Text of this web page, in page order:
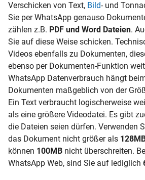
Verschicken von Text, Bild- und
Sie per WhatsApp genauso
zählen z.B. PDF und Word Dateien.
Sie auf diese Weise schicken.
Videos ebenfalls zu Dokumenten,
ebenso per Dokumenten-Funktion
WhatsApp Datenverbrauch hängt
Dokumenten maßgeblich von der
Ein Text verbraucht logischerweise
als eine größere Videodatei. Es gibt
die Dateien seien dürfen. Verwenden
das Dokument nicht größer als
können 100MB nicht überschreiten.
WhatsApp Web, sind Sie auf lediglich